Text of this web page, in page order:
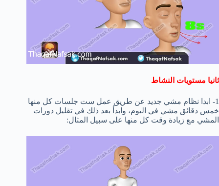
ثانيا مستويات النشاط
1- ابدا نظام مشي جديد عن طريق عمل ست جلسات كل منها
خمس دقائق مشي في اليوم، وابدأ بعد ذلك في تقليل دورات
المشي مع زيادة وقت كل منها على سبيل المثال: